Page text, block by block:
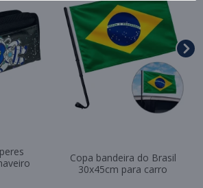
Copa bandeira do Brasil
30x45cm para carro